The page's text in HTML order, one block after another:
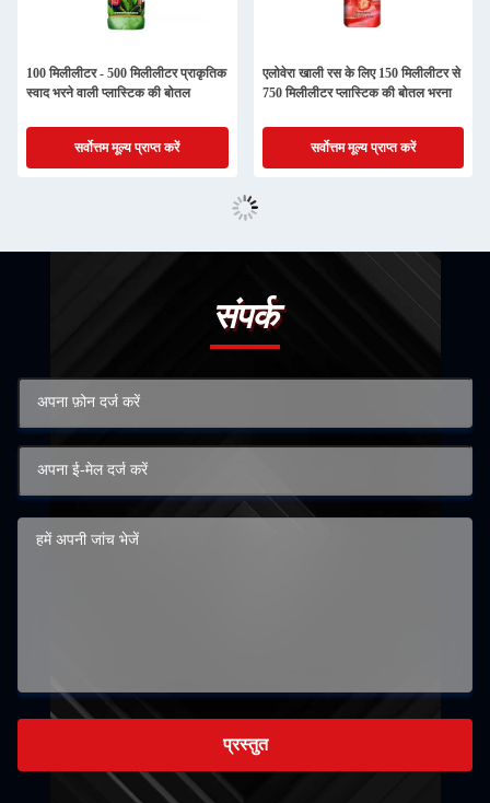
100 मिलीलीटर - 500 मिलीलीटर प्राकृतिक
स्वाद भरने वाली प्लास्टिक की बोतल
सर्वोत्तम मूल्य प्राप्त करें
एलोवेरा खाली रस के लिए 150 मिलीलीटर से
750 मिलीलीटर प्लास्टिक की बोतल भरना
सर्वोत्तम मूल्य प्राप्त करें
संपर्क
प्रस्तुत